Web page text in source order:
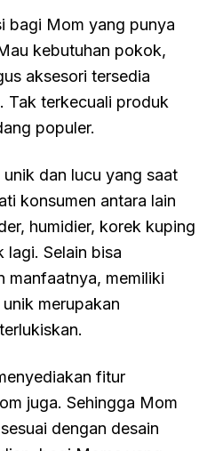
bagi Mom yang punya
kebutuhan pokok,
aksesori tersedia
Tak terkecuali produk
populer.
dan lucu yang saat
konsumen antara lain
humidier, korek kuping
lagi. Selain bisa
manfaatnya, memiliki
merupakan
fitur
juga. Sehingga Mom
dengan desain